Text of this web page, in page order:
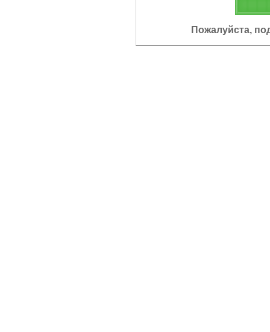
Пожалуйста,